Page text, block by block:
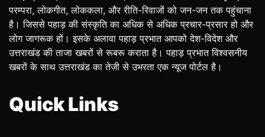
परम्परा, लोकगीत, लोककला, और रीति-रिवाजों को जन-जन तक पहुंचाना
है। जिससे पहाड़ की संस्कृति का अधिक से अधिक प्रचार-प्रसार हो और
लोग जागरूक हों। इसके अलावा पहाड़ प्रभात आपको देश-विदेश और
उत्तराखंड की ताजा खबरों से रूबरू कराता है। पहाड़ प्रभात विश्वसनीय
खबरों के साथ उत्तराखंड का तेजी से उभरता एक न्यूज पोर्टल है।
Quick Links